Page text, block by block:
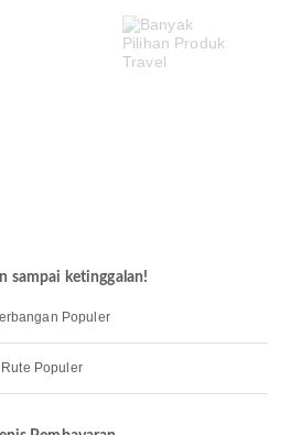
sampai ketinggalan!
Populer
Rute Populer